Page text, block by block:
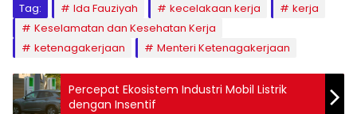
Tag: Ida Fauziyah kecelakaan kerja
kerja
Keselamatan dan Kesehatan Kerja
ketenagakerjaan
Menteri Ketenagakerjaan
Percepat Ekosistem Industri Mobil Listrik
dengan Insentif